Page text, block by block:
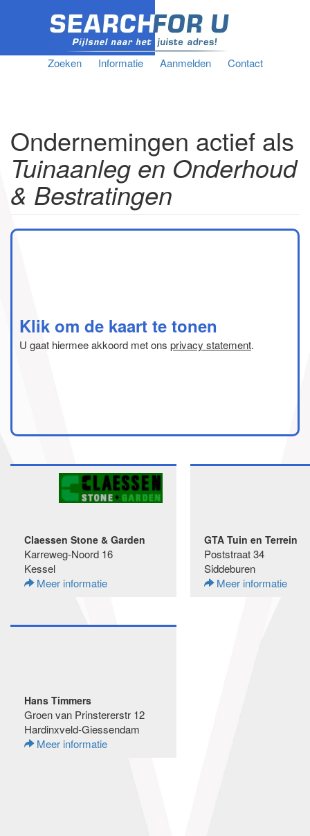
Zoeken Informatie Aanmelden Contact
Ondernemingen actief als
Tuinaanleg en Onderhoud
& Bestratingen
Klik om de kaart te tonen
U gaat hiermee akkoord met ons privacy statement.
Claessen Stone & Garden
Karreweg-Noord 16
Kessel
Meer informatie
GTA Tuin en Terrein
Poststraat 34
Siddeburen
Meer informatie
Hans Timmers
Groen van Prinstererstr 12
Hardinxveld-Giessendam
Meer informatie